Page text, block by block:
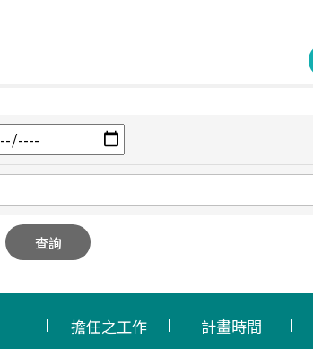
查詢
擔任之工作 計畫時間